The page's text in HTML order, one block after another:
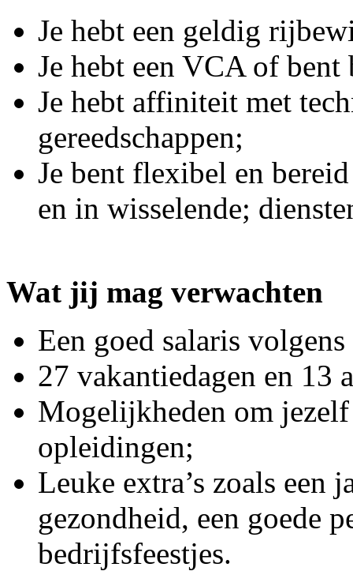
Je hebt een geldig
Je hebt een VCA of bent
Je hebt affiniteit met
gereedschappen;
Je bent flexibel en
en in wisselende;
Wat jij mag verwachten
Een goed salaris
27 vakantiedagen en 13
Mogelijkheden om
opleidingen;
Leuke extra’s zoals
gezondheid, een goede
bedrijfsfeestjes.